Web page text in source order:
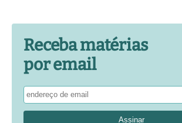
Receba matérias
por email